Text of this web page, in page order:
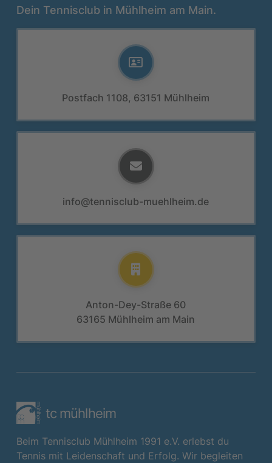
Dein Tennisclub in Mühlheim am Main.
Postfach 1108, 63151 Mühlheim
info@tennisclub-muehlheim.de
Anton-Dey-Straße 60
63165 Mühlheim am Main
tc mühlheim
Beim Tennisclub Mühlheim 1991 e.V. erlebst du
Tennis mit Leidenschaft und Erfolg. Wir begleiten